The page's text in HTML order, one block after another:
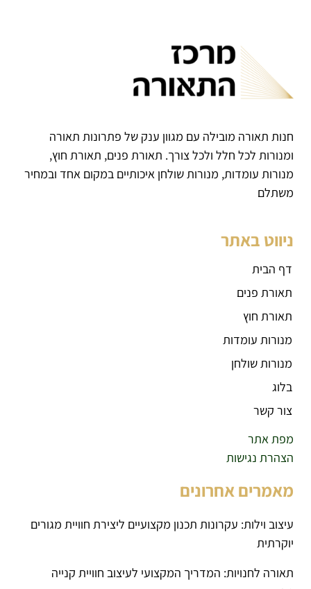
חנות תאורה מובילה עם מגוון ענק של פתרונות תאורה
ומנורות לכל חלל ולכל צורך. תאורת פנים, תאורת חוץ,
מנורות עומדות, מנורות שולחן איכותיים במקום אחד ובמחיר
משתלם
ניווט באתר
דף הבית
תאורת פנים
תאורת חוץ
מנורות עומדות
מנורות שולחן
בלוג
צור קשר
מפת אתר
הצהרת נגישות
מאמרים אחרונים
עיצוב וילות: עקרונות תכנון מקצועיים ליצירת חוויית מגורים
יוקרתית
תאורה לחנויות: המדריך המקצועי לעיצוב חוויית קנייה